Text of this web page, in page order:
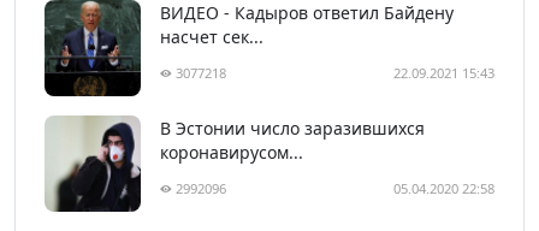
ВИДЕО - Кадыров ответил Байдену
насчет сек...
3077218 22.09.2021 15:43
В Эстонии число заразившихся
коронавирусом...
2992096 05.04.2020 22:58